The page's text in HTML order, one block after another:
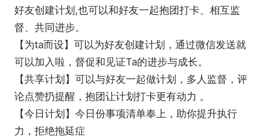
好友创建计划,也可以和好友一起抱团打卡、相互监
督、共同进步。
【为ta而设】可以为好友创建计划，通过微信发送就
可以加入啦，督促和见证Ta的进步与成长。
【共享计划】可以与好友一起做计划，多人监督，评
论点赞扔提醒，抱团让计划打卡更有动力 。
【今日计划】今日份事项清单奉上，助你提升执行
力，拒绝拖延症